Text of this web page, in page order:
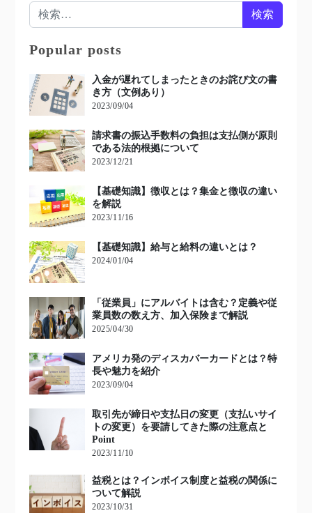
検索:
Popular posts
入金が遅れてしまったときのお詫び文の書
き方（文例あり）
2023/09/04
請求書の振込手数料の負担は支払側が原則
である法的根拠について
2023/12/21
【基礎知識】徴収とは？集金と徴収の違い
を解説
2023/11/16
【基礎知識】給与と給料の違いとは？
2024/01/04
「従業員」にアルバイトは含む？定義や従
業員数の数え方、加入保険まで解説
2025/04/30
アメリカ発のディスカバーカードとは？特
長や魅力を紹介
2023/09/04
取引先が締日や支払日の変更（支払いサイ
トの変更）を要請してきた際の注意点と
Point
2023/11/10
益税とは？インボイス制度と益税の関係に
ついて解説
2023/10/31